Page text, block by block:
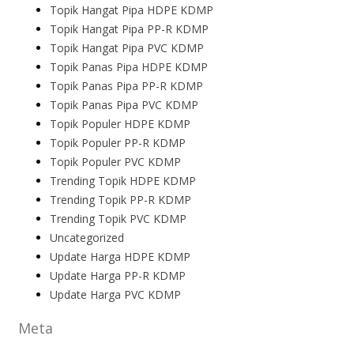
Topik Hangat Pipa HDPE KDMP
Topik Hangat Pipa PP-R KDMP
Topik Hangat Pipa PVC KDMP
Topik Panas Pipa HDPE KDMP
Topik Panas Pipa PP-R KDMP
Topik Panas Pipa PVC KDMP
Topik Populer HDPE KDMP
Topik Populer PP-R KDMP
Topik Populer PVC KDMP
Trending Topik HDPE KDMP
Trending Topik PP-R KDMP
Trending Topik PVC KDMP
Uncategorized
Update Harga HDPE KDMP
Update Harga PP-R KDMP
Update Harga PVC KDMP
Meta